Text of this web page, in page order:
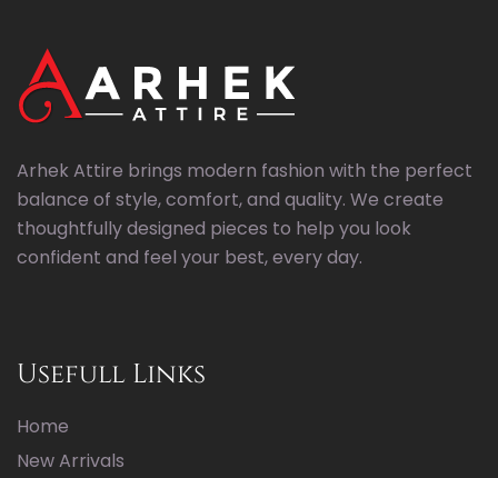
Arhek Attire brings modern fashion with the perfect
balance of style, comfort, and quality. We create
thoughtfully designed pieces to help you look
confident and feel your best, every day.
Usefull Links
Home
New Arrivals